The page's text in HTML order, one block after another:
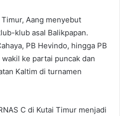
Aang menyebut
klub asal Balikpapan.
PB Hevindo, hingga PB
ke partai puncak dan
Kaltim di turnamen
C di Kutai Timur menjadi